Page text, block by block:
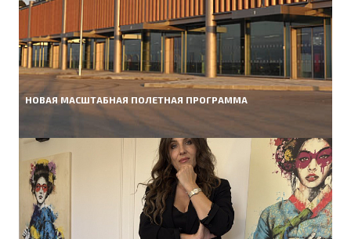
НОВАЯ МАСШТАБНАЯ ПОЛЕТНАЯ ПРОГРАММА